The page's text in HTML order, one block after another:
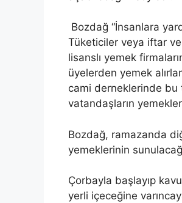
Bozdağ “İnsanlara
Tüketiciler veya iftar
lisanslı yemek
üyelerden yemek
cami derneklerinde bu
vatandaşların
Bozdağ, ramazanda
yemeklerinin
Çorbayla başlayıp
yerli içeceğine